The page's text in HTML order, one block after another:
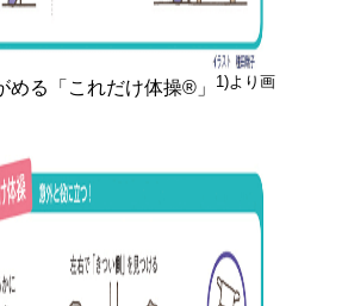
める「これだけ体操®」
1)より画